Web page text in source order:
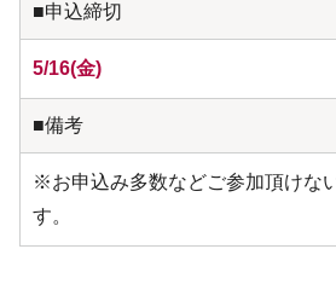
■申込締切
5/16(金)
■備考
※お申込み多数などご参加頂けな
す。